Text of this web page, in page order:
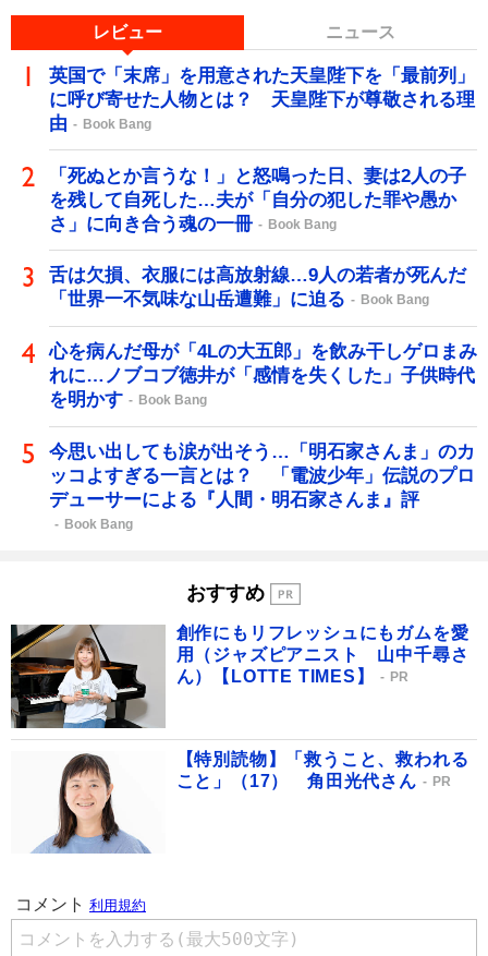
レビュー ニュース
英国で「末席」を用意された天皇陛下を「最前列」
に呼び寄せた人物とは？ 天皇陛下が尊敬される理
由
Book Bang
「死ぬとか言うな！」と怒鳴った日、妻は2人の子
を残して自死した…夫が「自分の犯した罪や愚か
さ」に向き合う魂の一冊
Book Bang
舌は欠損、衣服には高放射線…9人の若者が死んだ
「世界一不気味な山岳遭難」に迫る
Book Bang
心を病んだ母が「4Lの大五郎」を飲み干しゲロまみ
れに…ノブコブ徳井が「感情を失くした」子供時代
を明かす
Book Bang
今思い出しても涙が出そう…「明石家さんま」のカ
ッコよすぎる一言とは？ 「電波少年」伝説のプロ
デューサーによる『人間・明石家さんま』評
Book Bang
おすすめ
創作にもリフレッシュにもガムを愛
用（ジャズピアニスト 山中千尋さ
ん）【LOTTE TIMES】
PR
【特別読物】「救うこと、救われる
こと」（17） 角田光代さん
PR